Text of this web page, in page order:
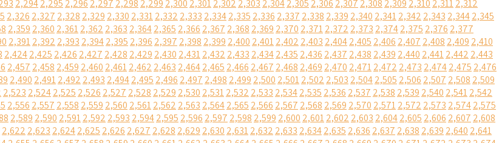
2,2942,295 2,296 2,297 2,298 2,299 2,300 2,3012,302 2,303 2,3042,305 2,306 2,307 2,308 2,309 2,310 2,3112,312
2,326 2,327 2,328 2,329 2,330 2,3312,332 2,333 2,3342,335 2,336 2,337 2,338 2,339 2,340 2,3412,342 2,343 2,3442,345
2,359 2,360 2,3612,362 2,363 2,3642,365 2,366 2,367 2,368 2,369 2,370 2,3712,372 2,373 2,3742,375 2,376 2,377
2,3912,392 2,393 2,3942,395 2,396 2,397 2,398 2,399 2,400 2,4012,402 2,403 2,4042,405 2,406 2,407 2,408 2,409 2,410
2,4242,425 2,426 2,427 2,428 2,429 2,430 2,4312,432 2,433 2,4342,435 2,436 2,437 2,438 2,439 2,440 2,4412,442 2,443
2,457 2,458 2,459 2,460 2,4612,462 2,463 2,4642,465 2,466 2,467 2,468 2,469 2,470 2,4712,472 2,473 2,4742,475 2,476
2,490 2,4912,492 2,493 2,4942,495 2,496 2,497 2,498 2,499 2,500 2,5012,502 2,503 2,5042,505 2,506 2,507 2,508 2,509
2,523 2,5242,525 2,526 2,527 2,528 2,529 2,530 2,5312,532 2,533 2,5342,535 2,536 2,537 2,538 2,539 2,540 2,5412,542
2,556 2,557 2,558 2,559 2,560 2,5612,562 2,563 2,5642,565 2,566 2,567 2,568 2,569 2,570 2,5712,572 2,573 2,5742,575
2,589 2,590 2,5912,592 2,593 2,5942,595 2,596 2,597 2,598 2,599 2,600 2,6012,602 2,603 2,6042,605 2,606 2,607 2,608
2,622 2,623 2,6242,625 2,626 2,627 2,628 2,629 2,630 2,6312,632 2,633 2,6342,635 2,636 2,637 2,638 2,639 2,640 2,641